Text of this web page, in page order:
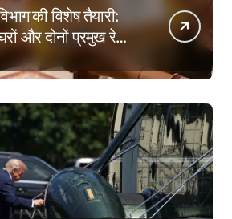
की विशेष तैयारी:
और दोनों प्रमुख रेलवे
के विशेष काउंटर